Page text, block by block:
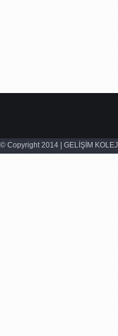
© Copyright 2014 | GELİŞİM KOLEJİ